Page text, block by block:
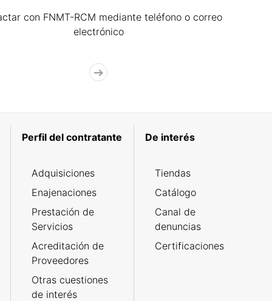
con FNMT-RCM mediante teléfono o correo
electrónico
Perfil del contratante
Adquisiciones
Enajenaciones
Prestación de
Servicios
Acreditación de
Proveedores
Otras cuestiones
de interés
De interés
Tiendas
Catálogo
Canal de
denuncias
Certificaciones